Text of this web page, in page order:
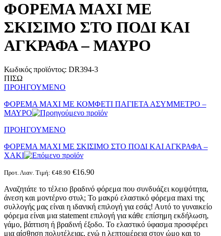
ΦΟΡΕΜΑ ΜΑΧΙ ΜΕ
ΣΚΙΣΙΜΟ ΣΤΟ ΠΟΔΙ ΚΑΙ
ΑΓΚΡΑΦΑ – ΜΑΥΡΟ
Κωδικός προϊόντος: DR394-3
ΠΙΣΩ
ΠΡΟΗΓΟΥΜΕΝΟ
ΦΟΡΕΜΑ ΜΑΧΙ ΜΕ ΚΟΜΦΕΤΙ ΠΑΓΙΕΤΑ ΑΣΥΜΜΕΤΡΟ –
ΜΑΥΡΟ
ΠΡΟΗΓΟΥΜΕΝΟ
ΦΟΡΕΜΑ ΜΑΧΙ ΜΕ ΣΚΙΣΙΜΟ ΣΤΟ ΠΟΔΙ ΚΑΙ ΑΓΚΡΑΦΑ –
ΧΑΚΙ
Προτ. Λιαν. Τιμή: €48.90 €16.90
Αναζητάτε το τέλειο βραδινό φόρεμα που συνδυάζει κομψότητα,
άνεση και μοντέρνο στυλ; Το μακρύ ελαστικό φόρεμα maxi της
συλλογής μας είναι η ιδανική επιλογή για εσάς! Αυτό το γυναικείο
φόρεμα είναι μια statement επιλογή για κάθε επίσημη εκδήλωση,
γάμο, βάπτιση ή βραδινή έξοδο. Το ελαστικό ύφασμα προσφέρει
μια αίσθηση πολυτέλειας, ενώ η λεπτομέρεια στον ώμο και το